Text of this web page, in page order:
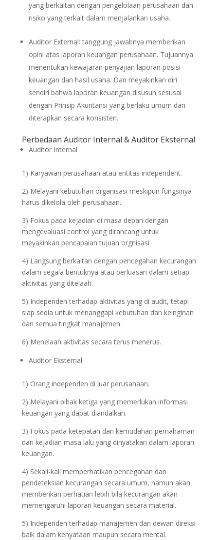
yang berkaitan dengan pengelolaan perusahaan dan
risiko yang terkait dalam menjalankan usaha.
Auditor External: tanggung jawabnya memberikan
opini atas laporan keuangan perusahaan. Tujuannya
menentukan kewajaran penyajian laporan posisi
keuangan dan hasil usaha. Dan meyakinkan diri
sendiri bahwa laporan keuangan disusun sesusai
dengan Prinsip Akuntansi yang berlaku umum dan
diterapkan secara konsisten.
Perbedaan Auditor Internal & Auditor Eksternal
Auditor Internal
1) Karyawan perusahaan atau entitas independent.
2) Melayani kebutuhan organisasi meskipun fungsinya
harus dikelola oleh perusahaan.
3) Fokus pada kejadian di masa depan dengan
mengevaluasi control yang dirancang untuk
meyakinkan pencapaian tujuan orgnisasi
4) Langsung berkaitan dengan pencegahan kecurangan
dalam segala bentuknya atau perluasan dalam setiap
aktivitas yang ditelaah.
5) Independen terhadap aktivitas yang di audit, tetapi
siap sedia untuk menanggapi kebutuhan dan keinginan
dari semua tingkat manajemen.
6) Menelaah aktivitas secara terus menerus.
Auditor Eksternal
1) Orang independen di luar perusahaan.
2) Melayani pihak ketiga yang memerlukan informasi
keuangan yang dapat diandalkan.
3) Fokus pada ketepatan dan kemudahan pemahaman
dari kejadian masa lalu yang dinyatakan dalam laporan
keuangan.
4) Sekali-kali memperhatikan pencegahan dan
pendeteksian kecurangan secara umum, namun akan
memberikan perhatian lebih bila kecurangan akan
memengaruhi laporan keuangan secara material.
5) Independen terhadap manajemen dan dewan direksi
baik dalam kenyataan maupun secara mental.